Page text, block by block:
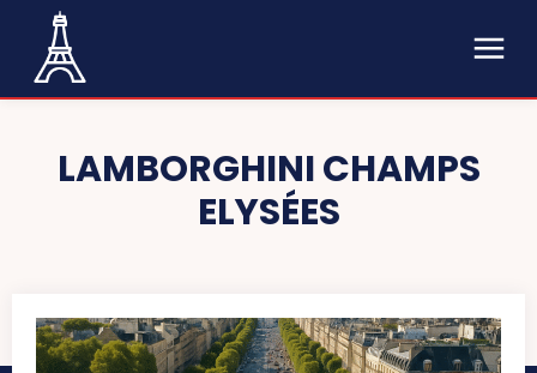
LAMBORGHINI CHAMPS
ELYSÉES